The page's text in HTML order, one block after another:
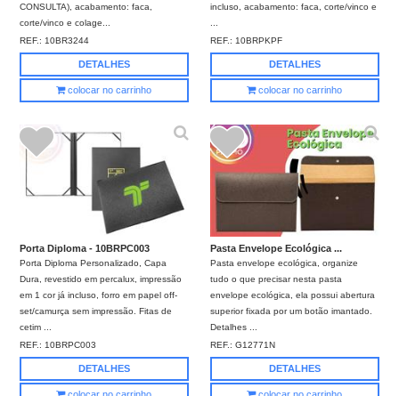
CONSULTA), acabamento: faca,
corte/vinco e colage...
REF.:10BR3244
DETALHES
colocar no carrinho
incluso, acabamento: faca, corte/vinco e
...
REF.:10BRPKPF
DETALHES
colocar no carrinho
Porta Diploma - 10BRPC003
Porta Diploma Personalizado, Capa
Dura, revestido em percalux, impressão
em 1 cor já incluso, forro em papel off-
set/camurça sem impressão. Fitas de
cetim ...
REF.: 10BRPC003
DETALHES
Pasta Envelope Ecológica ...
Pasta envelope ecológica, organize
tudo o que precisar nesta pasta
envelope ecológica, ela possui abertura
superior fixada por um botão imantado.
Detalhes ...
REF.:G12771N
DETALHES